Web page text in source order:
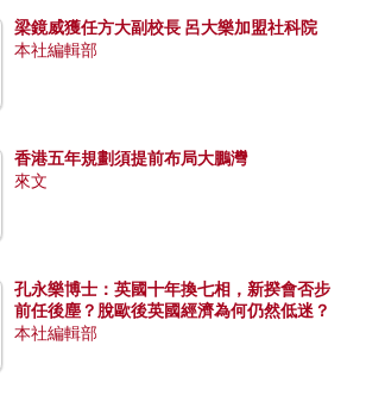
梁鏡威獲任方大副校長 呂大樂加盟社科院
本社編輯部
香港五年規劃須提前布局大鵬灣
來文
孔永樂博士：英國十年換七相，新揆會否步
前任後塵？脫歐後英國經濟為何仍然低迷？
本社編輯部